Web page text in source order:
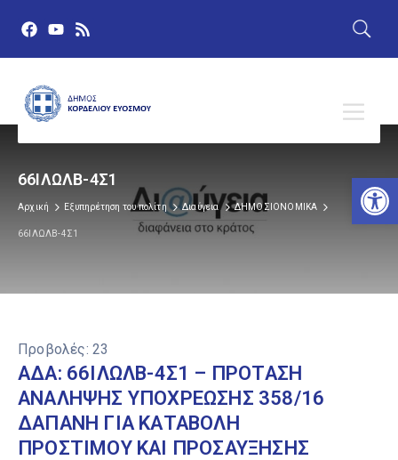
66ΙΛΩΛΒ-4Σ1
Αρχική Εξυπηρέτηση του πολίτη Διαύγεια ΔΗΜΟΣΙΟΝΟΜΙΚΑ
66ΙΛΩΛΒ-4Σ1
Προβολές: 23
ΑΔΑ: 66ΙΛΩΛΒ-4Σ1 – ΠΡΟΤΑΣΗ
ΑΝΑΛΗΨΗΣ ΥΠΟΧΡΕΩΣΗΣ 358/16
ΔΑΠΑΝΗ ΓΙΑ ΚΑΤΑΒΟΛΗ
ΠΡΟΣΤΙΜΟΥ ΚΑΙ ΠΡΟΣΑΥΞΗΣΗΣ